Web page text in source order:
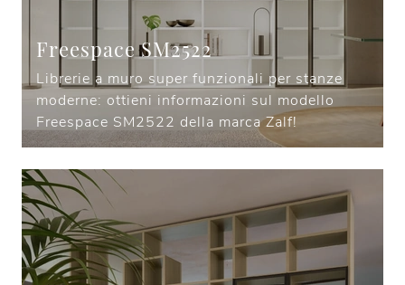
Freespace SM2522
Librerie a muro super funzionali per stanze
moderne: ottieni informazioni sul modello
Freespace SM2522 della marca Zalf!